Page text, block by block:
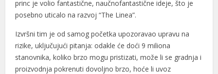
princ je volio fantastične, naučnofantastične ideje, što je
posebno uticalo na razvoj “The Linea”.
Izvršni tim je od samog početka upozoravao upravu na
rizike, uključujući pitanja: odakle će doći 9 miliona
stanovnika, koliko brzo mogu pristizati, može li se gradnja i
proizvodnja pokrenuti dovoljno brzo, hoće li uvoz